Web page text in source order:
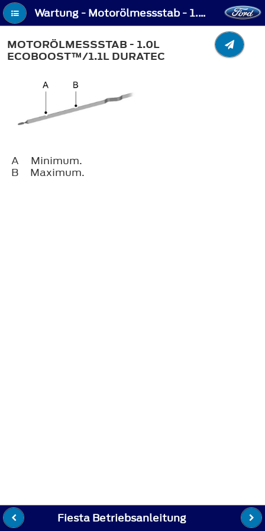
Wartung - Motorölmessstab - 1.0L EcoBoost™/1.1L Duratec
MOTORÖLMESSSTAB - 1.0L
ECOBOOST™/1.1L DURATEC
A
Minimum.
B
Maximum.
Fiesta Betriebsanleitung